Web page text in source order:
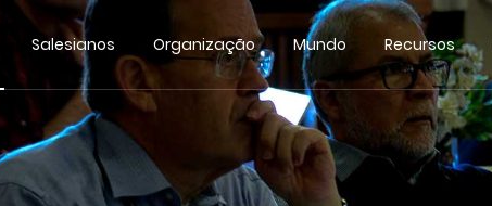
Salesianos Organização Mundo Recursos